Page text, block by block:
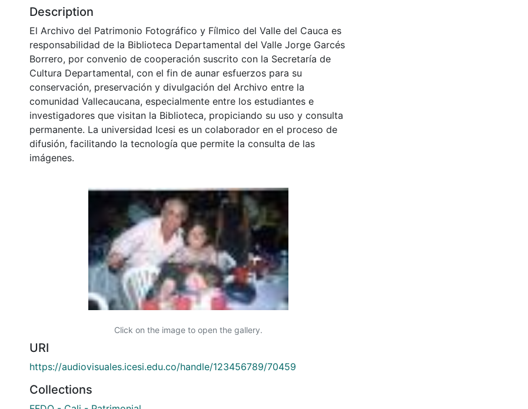
Description
El Archivo del Patrimonio Fotográfico y Fílmico del Valle del Cauca es
responsabilidad de la Biblioteca Departamental del Valle Jorge Garcés
Borrero, por convenio de cooperación suscrito con la Secretaría de
Cultura Departamental, con el fin de aunar esfuerzos para su
conservación, preservación y divulgación del Archivo entre la
comunidad Vallecaucana, especialmente entre los estudiantes e
investigadores que visitan la Biblioteca, propiciando su uso y consulta
permanente. La universidad Icesi es un colaborador en el proceso de
difusión, facilitando la tecnología que permite la consulta de las
imágenes.
Click on the image to open the gallery.
URI
https://audiovisuales.icesi.edu.co/handle/123456789/70459
Collections